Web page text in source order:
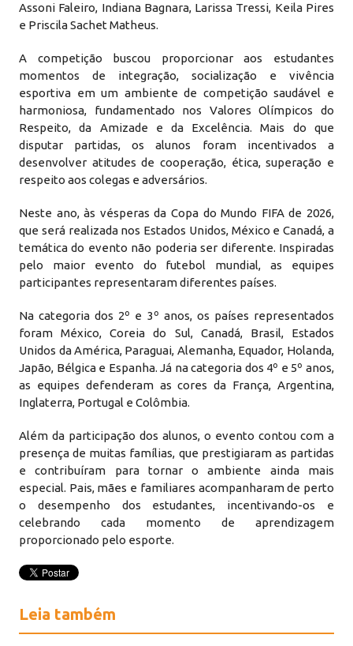
Assoni Faleiro, Indiana Bagnara, Larissa Tressi, Keila Pires
e Priscila Sachet Matheus.
A competição buscou proporcionar aos estudantes
momentos de integração, socialização e vivência
esportiva em um ambiente de competição saudável e
harmoniosa, fundamentado nos Valores Olímpicos do
Respeito, da Amizade e da Excelência. Mais do que
disputar partidas, os alunos foram incentivados a
desenvolver atitudes de cooperação, ética, superação e
respeito aos colegas e adversários.
Neste ano, às vésperas da Copa do Mundo FIFA de 2026,
que será realizada nos Estados Unidos, México e Canadá, a
temática do evento não poderia ser diferente. Inspiradas
pelo maior evento do futebol mundial, as equipes
participantes representaram diferentes países.
Na categoria dos 2º e 3º anos, os países representados
foram México, Coreia do Sul, Canadá, Brasil, Estados
Unidos da América, Paraguai, Alemanha, Equador, Holanda,
Japão, Bélgica e Espanha. Já na categoria dos 4º e 5º anos,
as equipes defenderam as cores da França, Argentina,
Inglaterra, Portugal e Colômbia.
Além da participação dos alunos, o evento contou com a
presença de muitas famílias, que prestigiaram as partidas
e contribuíram para tornar o ambiente ainda mais
especial. Pais, mães e familiares acompanharam de perto
o desempenho dos estudantes, incentivando-os e
celebrando cada momento de aprendizagem
proporcionado pelo esporte.
Leia também